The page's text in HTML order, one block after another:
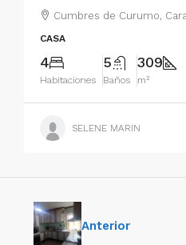
Cumbres de Curumo,
CASA
4
Habitaciones
5
Baños
309
m²
SELENE MARIN
Anterior